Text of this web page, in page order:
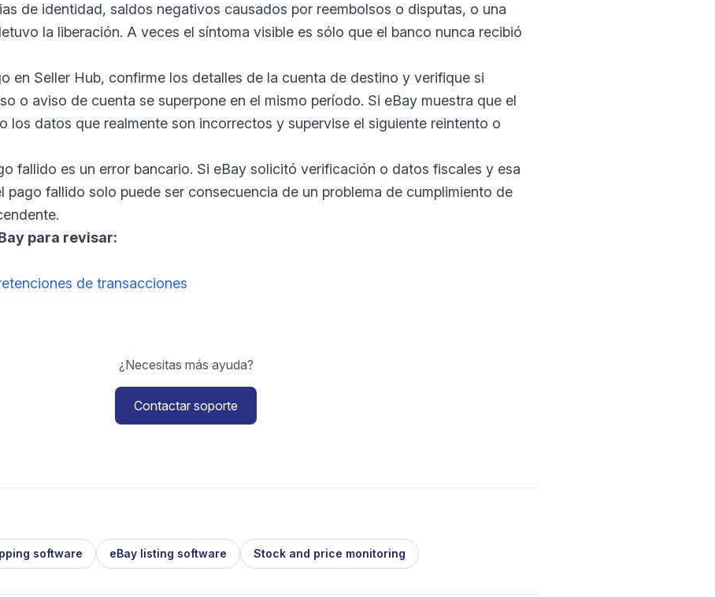
de identidad, saldos negativos causados ​​por reembolsos o disputas, o una
la liberación. A veces el síntoma visible es sólo que el banco nunca recibió
en Seller Hub, confirme los detalles de la cuenta de destino y verifique si
o aviso de cuenta se superpone en el mismo período. Si eBay muestra que el
los datos que realmente son incorrectos y supervise el siguiente reintento o
fallido es un error bancario. Si eBay solicitó verificación o datos fiscales y esa
pago fallido solo puede ser consecuencia de un problema de cumplimiento de
para revisar:
de transacciones
¿Necesitas más ayuda?
Contactar soporte
software eBay listing software Stock and price monitoring